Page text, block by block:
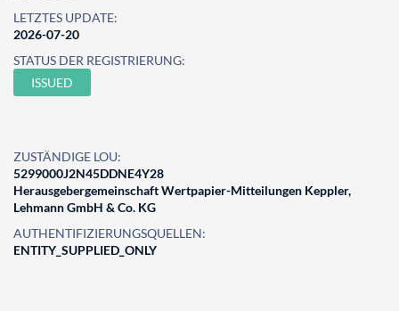
LETZTES UPDATE:
2026-07-20
STATUS DER REGISTRIERUNG:
ISSUED
ZUSTÄNDIGE LOU:
5299000J2N45DDNE4Y28
Herausgebergemeinschaft Wertpapier-Mitteilungen Keppler,
Lehmann GmbH & Co. KG
AUTHENTIFIZIERUNGSQUELLEN:
ENTITY_SUPPLIED_ONLY